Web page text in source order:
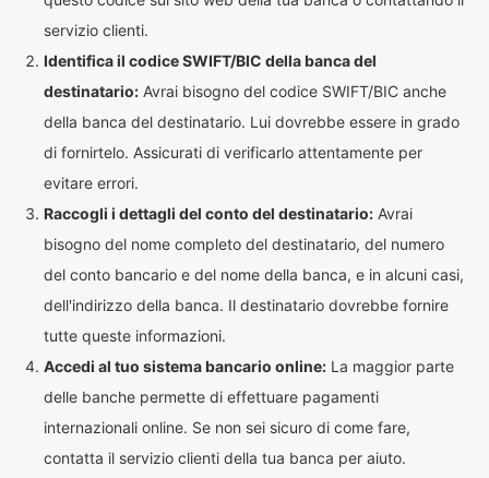
servizio clienti.
Identifica il codice SWIFT/BIC della banca del
destinatario: Avrai bisogno del codice SWIFT/BIC anche
della banca del destinatario. Lui dovrebbe essere in grado
di fornirtelo. Assicurati di verificarlo attentamente per
evitare errori.
Raccogli i dettagli del conto del destinatario: Avrai
bisogno del nome completo del destinatario, del numero
del conto bancario e del nome della banca, e in alcuni casi,
dell'indirizzo della banca. Il destinatario dovrebbe fornire
tutte queste informazioni.
Accedi al tuo sistema bancario online: La maggior parte
delle banche permette di effettuare pagamenti
internazionali online. Se non sei sicuro di come fare,
contatta il servizio clienti della tua banca per aiuto.